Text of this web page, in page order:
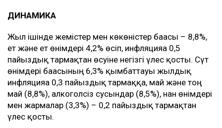
ДИНАМИКА
Жыл ішінде жемістер мен көкөністер бағасы – 8,8%,
ет және ет өнімдері 4,2% өсіп, инфляцияға 0,5
пайыздық тармақтан өсуіне негізгі үлес қосты. Сүт
өнімдері бағасының 6,3% қымбаттауы жылдық
инфляцияға 0,3 пайыздық тармаққа, май және тоң
май (8,8%), алкоголсіз сусындар (8,5%), нан өнімдері
мен жармалар (3,3%) – 0,2 пайыздық тармақтан
үлес қосты.